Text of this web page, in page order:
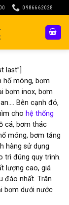
0986662028
last”]
hố móng, bơm
bơm inox, bơm
Bên cạnh đó,
cho hệ thống
cá, bơm thác
móng, bơm tăng
hàng sử dụng
trì đúng quy trình.
lượng cao, giá
đáo nhất. Trân
bơm dưới nước